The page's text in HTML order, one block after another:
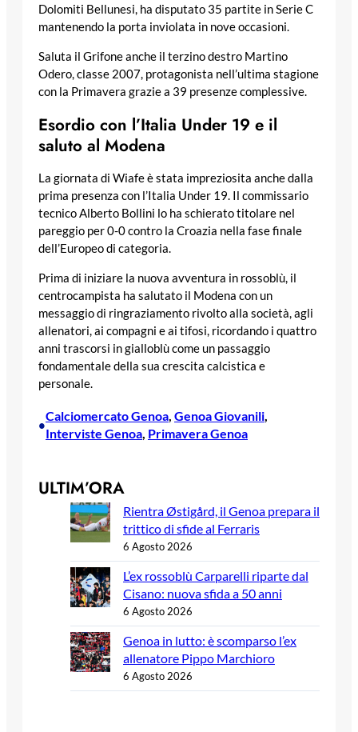
Dolomiti Bellunesi, ha disputato 35 partite in Serie C
mantenendo la porta inviolata in nove occasioni.
Saluta il Grifone anche il terzino destro Martino
Odero, classe 2007, protagonista nell’ultima stagione
con la Primavera grazie a 39 presenze complessive.
Esordio con l’Italia Under 19 e il
saluto al Modena
La giornata di Wiafe è stata impreziosita anche dalla
prima presenza con l’Italia Under 19. Il commissario
tecnico Alberto Bollini lo ha schierato titolare nel
pareggio per 0-0 contro la Croazia nella fase finale
dell’Europeo di categoria.
Prima di iniziare la nuova avventura in rossoblù, il
centrocampista ha salutato il Modena con un
messaggio di ringraziamento rivolto alla società, agli
allenatori, ai compagni e ai tifosi, ricordando i quattro
anni trascorsi in gialloblù come un passaggio
fondamentale della sua crescita calcistica e
personale.
•
Calciomercato Genoa, Genoa Giovanili
Interviste Genoa, Primavera Genoa
ULTIM’ORA
Rientra Østigård, il Genoa prepara il
trittico di sfide al Ferraris
6 Agosto 2026
L’ex rossoblù Carparelli riparte dal
Cisano: nuova sfida a 50 anni
6 Agosto 2026
Genoa in lutto: è scomparso l’ex
allenatore Pippo Marchioro
6 Agosto 2026